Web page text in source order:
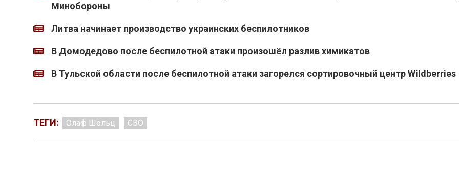
Минобороны
Литва начинает производство украинских беспилотников
В Домодедово после беспилотной атаки произошёл разлив химикатов
В Тульской области после беспилотной атаки загорелся сортировочный центр Wildberries
ТЕГИ: Олаф Шольц СВО